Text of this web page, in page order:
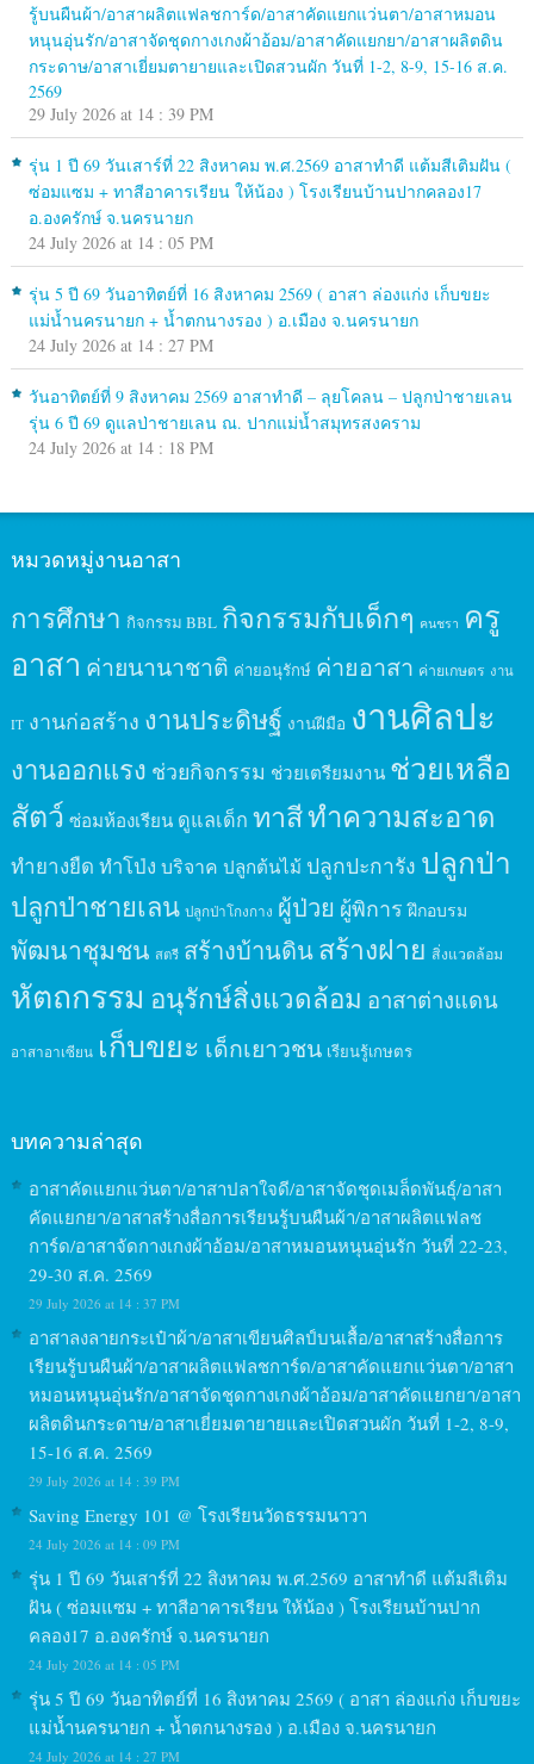
รู้บนผืนผ้า/อาสาผลิตแฟลชการ์ด/อาสาคัดแยกแว่นตา/อาสาหมอน
หนุนอุ่นรัก/อาสาจัดชุดกางเกงผ้าอ้อม/อาสาคัดแยกยา/อาสาผลิตดิน
กระดาษ/อาสาเยี่ยมตายายและเปิดสวนผัก วันที่ 1-2, 8-9, 15-16 ส.ค.
2569
29 July 2026 at 14 : 39 PM
รุ่น 1 ปี 69 วันเสาร์ที่ 22 สิงหาคม พ.ศ.2569 อาสาทำดี แต้มสีเติมฝัน (
ซ่อมแซม + ทาสีอาคารเรียน ให้น้อง ) โรงเรียนบ้านปากคลอง17
อ.องครักษ์ จ.นครนายก
24 July 2026 at 14 : 05 PM
รุ่น 5 ปี 69 วันอาทิตย์ที่ 16 สิงหาคม 2569 ( อาสา ล่องแก่ง เก็บขยะ
แม่น้ำนครนายก + น้ำตกนางรอง ) อ.เมือง จ.นครนายก
24 July 2026 at 14 : 27 PM
วันอาทิตย์ที่ 9 สิงหาคม 2569 อาสาทำดี – ลุยโคลน – ปลูกป่าชายเลน
รุ่น 6 ปี 69 ดูแลป่าชายเลน ณ. ปากแม่น้ำสมุทรสงคราม
24 July 2026 at 14 : 18 PM
หมวดหมู่งานอาสา
การศึกษา กิจกรรม BBL กิจกรรมกับเด็กๆ คนชรา ครู
อาสา ค่ายนานาชาติ ค่ายอนุรักษ์ ค่ายอาสา ค่ายเกษตร งาน
IT งานก่อสร้าง งานประดิษฐ์ งานฝีมือ งานศิลปะ
งานออกแรง ช่วยกิจกรรม ช่วยเตรียมงาน ช่วยเหลือ
สัตว์ ซ่อมห้องเรียน ดูแลเด็ก ทาสีทำความสะอาด
ทำยางยืด ทำโป่ง บริจาค ปลูกต้นไม้ ปลูกปะการัง ปลูกป่า
ปลูกป่าชายเลน ปลูกป่าโกงกาง ผู้ป่วย ผู้พิการ ฝึกอบรม
พัฒนาชุมชน สตรี สร้างบ้านดินสร้างฝาย สิ่งแวดล้อม
หัตถกรรม อนุรักษ์สิ่งแวดล้อม อาสาต่างแดน
อาสาอาเซียน เก็บขยะ เด็กเยาวชน เรียนรู้เกษตร
บทความล่าสุด
อาสาคัดแยกแว่นตา/อาสาปลาใจดี/อาสาจัดชุดเมล็ดพันธุ์/อาสา
คัดแยกยา/อาสาสร้างสื่อการเรียนรู้บนผืนผ้า/อาสาผลิตแฟลช
การ์ด/อาสาจัดกางเกงผ้าอ้อม/อาสาหมอนหนุนอุ่นรัก วันที่ 22-23,
29-30 ส.ค. 2569
29 July 2026 at 14 : 37 PM
อาสาลงลายกระเป๋าผ้า/อาสาเขียนศิลป์บนเสื้อ/อาสาสร้างสื่อการ
เรียนรู้บนผืนผ้า/อาสาผลิตแฟลชการ์ด/อาสาคัดแยกแว่นตา/อาสา
หมอนหนุนอุ่นรัก/อาสาจัดชุดกางเกงผ้าอ้อม/อาสาคัดแยกยา/อาสา
ผลิตดินกระดาษ/อาสาเยี่ยมตายายและเปิดสวนผัก วันที่ 1-2, 8-9,
15-16 ส.ค. 2569
29 July 2026 at 14 : 39 PM
Saving Energy 101 @ โรงเรียนวัดธรรมนาวา
24 July 2026 at 14 : 09 PM
รุ่น 1 ปี 69 วันเสาร์ที่ 22 สิงหาคม พ.ศ.2569 อาสาทำดี แต้มสีเติม
ฝัน ( ซ่อมแซม + ทาสีอาคารเรียน ให้น้อง ) โรงเรียนบ้านปาก
คลอง17 อ.องครักษ์ จ.นครนายก
24 July 2026 at 14 : 05 PM
รุ่น 5 ปี 69 วันอาทิตย์ที่ 16 สิงหาคม 2569 ( อาสา ล่องแก่ง เก็บขยะ
แม่น้ำนครนายก + น้ำตกนางรอง ) อ.เมือง จ.นครนายก
24 July 2026 at 14 : 27 PM